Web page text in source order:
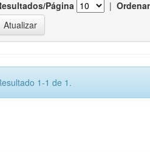
Página |
1-1 de 1.